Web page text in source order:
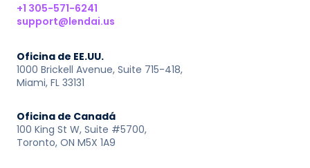
+1 305-571-6241
support@lendai.us
Oficina de EE.UU.
1000 Brickell Avenue, Suite 715-418,
Miami, FL 33131
Oficina de Canadá
100 King St W, Suite #5700,
Toronto, ON M5X 1A9